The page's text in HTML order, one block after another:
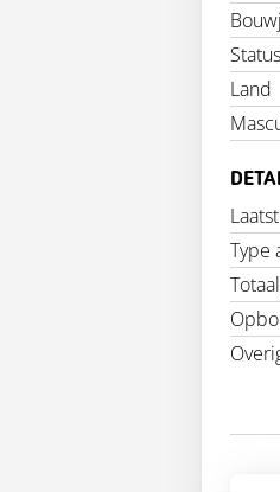
Status
Land
Type